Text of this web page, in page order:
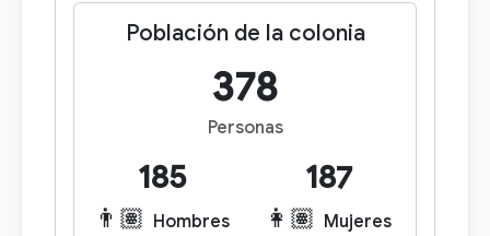
Población de la colonia
378
Personas
185
👨🏽 Hombres
187
👩🏽 Mujeres